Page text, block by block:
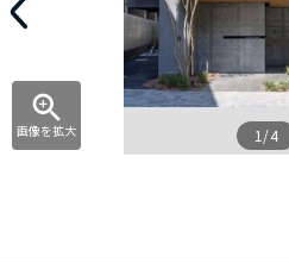
画像を拡大 1/4